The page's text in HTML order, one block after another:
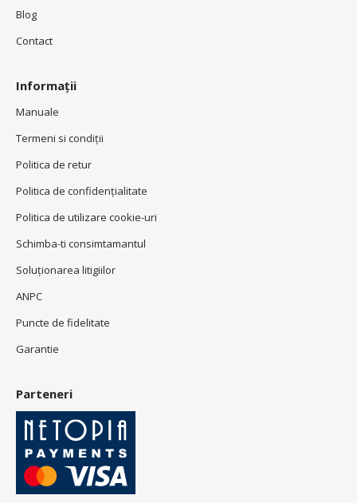
Blog
Contact
Informații
Manuale
Termeni si condiţii
Politica de retur
Politica de confidenţialitate
Politica de utilizare cookie-uri
Schimba-ti consimtamantul
Soluționarea litigiilor
ANPC
Puncte de fidelitate
Garantie
Parteneri